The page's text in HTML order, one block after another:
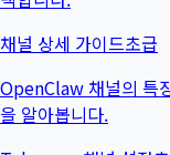
채널 상세 가이드초급
OpenClaw 채널의 특
을 알아봅니다.